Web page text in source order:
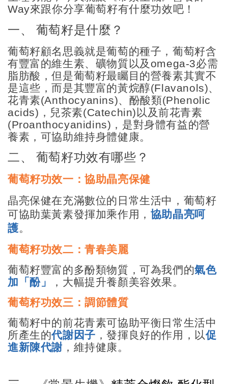
Way來跟你分享葡萄籽有什麼功效吧！
一、 葡萄籽是什麼？
葡萄籽顧名思義就是葡萄的種子，葡萄籽含
有豐富的維生素、礦物質以及 omega-3必需
脂肪酸，但是葡萄籽最矚目的營養素其實不
是這些，而是其豐富的黃烷醇(Flavanols)、
花青素(Anthocyanins)、酚酸類(Phenolic
acids) ，兒茶素(Catechin) 以及前花青素
(Proanthocyanidins) ，是對身體有益的營
養素，可協助維持身體健康。
二、 葡萄籽功效有哪些？
葡萄籽功效一：協助晶亮保健
晶亮保健在充滿數位的日常生活中，葡萄籽
可協助葉黃素發揮加乘作用， 協助晶亮呵
護。
葡萄籽功效二：青春美麗
葡萄籽豐富的多酚類物質，可為我們的氣色
加「酚」
，大幅提升養顏美容效果。
葡萄籽功效三：調節體質
葡萄籽中的前花青素可協助平衡日常生活中
所產生的代謝因子 ，發揮良好的作用，以促
進新陳代謝 ，維持健康。